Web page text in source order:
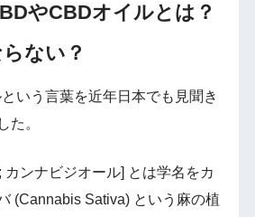
やCBDオイルとは？
らない？
いう言葉を近年日本でも見聞き
た。
ンナビジオール] とは学名をカ
(Cannabis Sativa) という麻の植